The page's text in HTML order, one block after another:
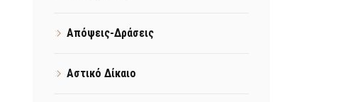
Απόψεις-Δράσεις
Αστικό Δίκαιο